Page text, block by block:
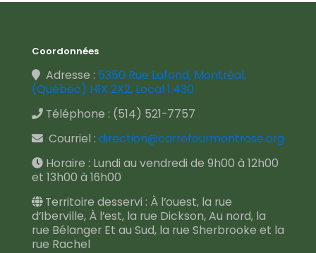
Coordonnées
Adresse : 5350 Rue Lafond, Montréal,
(Québec) H1X 2X2, Local 1.430
Téléphone : (514) 521-7757
Courriel : direction@carrefourmontrose.org
Horaire : Lundi au vendredi de 9h00 à 12h00
et 13h00 à 16h00
Territoire desservi : À l’ouest, la rue
d’Iberville, À l’est, la rue Dickson, Au nord, la
rue Bélanger Et au Sud, la rue Sherbrooke et la
rue Rachel